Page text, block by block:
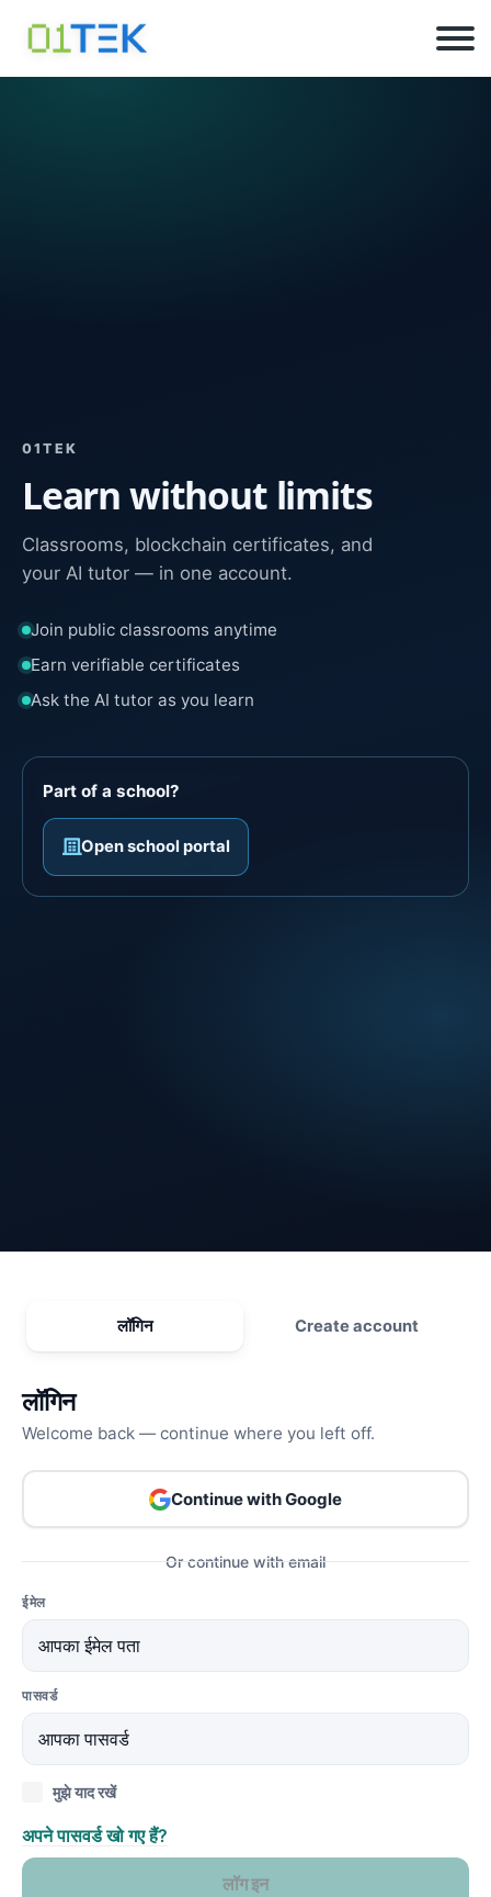
01TEK
Learn without limits
Classrooms, blockchain certificates, and
your AI tutor — in one account.
Join public classrooms anytime
Earn verifiable certificates
Ask the AI tutor as you learn
Part of a school?
Open school portal
लॉगिन Create account
लॉगिन
Welcome back — continue where you left off.
Continue with Google
Or continue with email
ईमेल
पासवर्ड
मुझे याद रखें
अपने पासवर्ड खो गए हैं?
लॉग इन